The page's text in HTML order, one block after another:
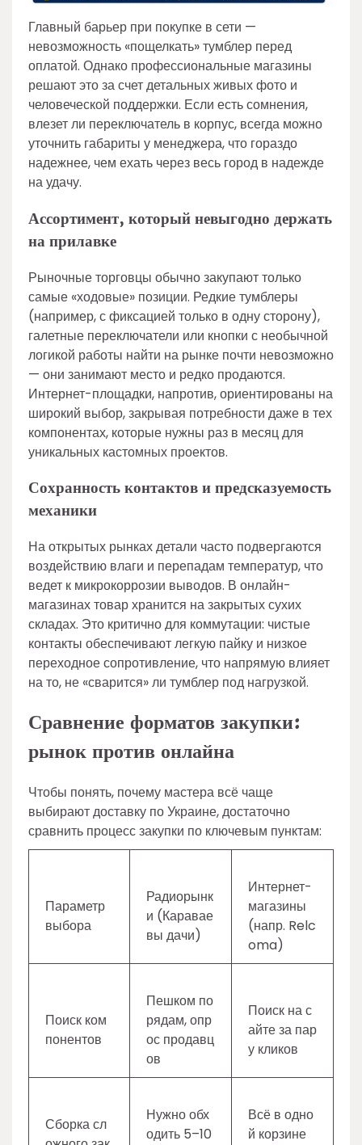
Главный барьер при покупке в сети —
невозможность «пощелкать» тумблер перед
оплатой. Однако профессиональные магазины
решают это за счет детальных живых фото и
человеческой поддержки. Если есть сомнения,
влезет ли переключатель в корпус, всегда можно
уточнить габариты у менеджера, что гораздо
надежнее, чем ехать через весь город в надежде
на удачу.
Ассортимент, который невыгодно держать
на прилавке
Рыночные торговцы обычно закупают только
самые «ходовые» позиции. Редкие тумблеры
(например, с фиксацией только в одну сторону),
галетные переключатели или кнопки с необычной
логикой работы найти на рынке почти невозможно
— они занимают место и редко продаются.
Интернет-площадки, напротив, ориентированы на
широкий выбор, закрывая потребности даже в тех
компонентах, которые нужны раз в месяц для
уникальных кастомных проектов.
Сохранность контактов и предсказуемость
механики
На открытых рынках детали часто подвергаются
воздействию влаги и перепадам температур, что
ведет к микрокоррозии выводов. В онлайн-
магазинах товар хранится на закрытых сухих
складах. Это критично для коммутации: чистые
контакты обеспечивают легкую пайку и низкое
переходное сопротивление, что напрямую влияет
на то, не «сварится» ли тумблер под нагрузкой.
Сравнение форматов закупки:
рынок против онлайна
Чтобы понять, почему мастера всё чаще
выбирают доставку по Украине, достаточно
сравнить процесс закупки по ключевым пунктам:
Параметр
выбора
Радиорынк
и (Каравае
вы дачи)
Интернет-
магазины
(напр. Relc
oma)
Поиск ком
понентов
Пешком по
рядам, опр
ос продавц
ов
Поиск на с
айте за пар
у кликов
Сборка сл
Нужно обх
одить 5–10
Всё в одно
й корзине